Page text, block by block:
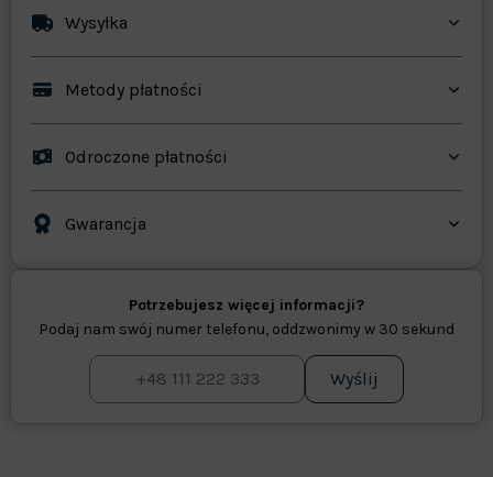
Wysyłka
Metody płatności
Odroczone płatności
Gwarancja
Potrzebujesz więcej informacji?
Podaj nam swój numer telefonu, oddzwonimy w 30 sekund
Wyślij